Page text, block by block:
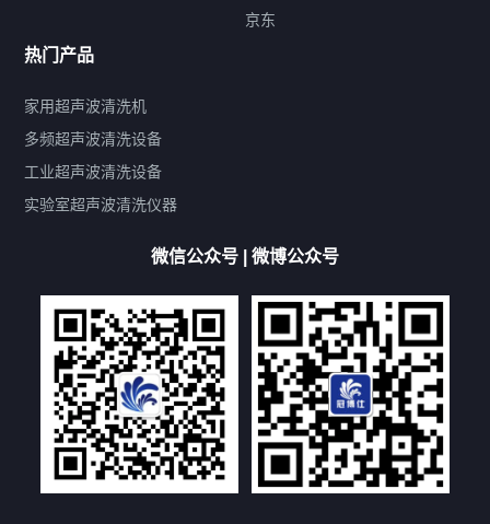
产品标签
鼓泡 升降 抛动
带加热
功率可调
双波脱气
机械旋钮系列
厨具清洗机
超声波振板
高尔夫球杆清洗机
大型单槽带过滤系列
全自动/半自动系列
客户定制非标机参考
双槽三槽四槽五槽多槽系列
轮胎清洗机
多频 扫频
文章标签
超声波清洗机定制
超声波清洗机除油污
超声波清洗机除锈
超声波清洗机洗眼镜
京东
热门产品
家用超声波清洗机
多频超声波清洗设备
工业超声波清洗设备
实验室超声波清洗仪器
微信公众号 | 微博公众号